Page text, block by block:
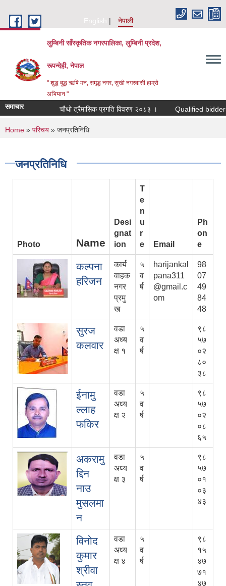
English
नेपाली
लुम्बिनी साँस्कृतिक नगरपालिका, लुम्बिनी प्रदेश,
रूपन्देही, नेपाल
" शुद्ध बुद्ध ऋषि मन, समृद्ध नगर, सुखी नगरवासी हाम्रो
अभियान "
समाचार चौथो त्रैमासिक प्रगति विवरण २०८३ । Qualified bidders in
You are here
Home » परिचय » जनप्रतिनिधि
जनप्रतिनिधि
Photo Name
Desi
gnat
ion
T
e
n
u
r
e
Email
Ph
on
e
कल्पना
हरिजन
कार्य
वाहक
नगर
प्रमु
ख
५
व
र्ष
harijankal
pana311
@gmail.c
om
98
07
49
84
48
सुरज
कलवार
वडा
अध्य
क्ष १
५
व
र्ष
९८
५७
०२
८०
३८
ईनामु
ल्लाह
फकिर
वडा
अध्य
क्ष २
५
व
र्ष
९८
५७
०२
०८
६५
अकरामु
द्दिन
नाउ
मुसलमा
न
वडा
अध्य
क्ष ३
५
व
र्ष
९८
५७
०१
०३
४३
विनोद
कुमार
श्रीवा
वडा
अध्य
क्ष ४
५
व
र्ष
९८
१५
४७
७१
४७